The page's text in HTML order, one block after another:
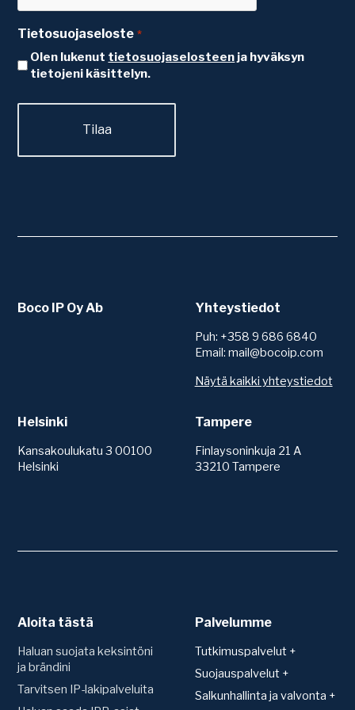
Tietosuojaseloste *
Olen lukenut tietosuojaselosteen ja hyväksyn
tietojeni käsittelyn.
Boco IP Oy Ab Yhteystiedot
Puh: +358 9 686 6840
Email: mail@bocoip.com
Näytä kaikki yhteystiedot
Helsinki
Kansakoulukatu 3 00100
Helsinki
Tampere
Finlaysoninkuja 21 A
33210 Tampere
Aloita tästä
Haluan suojata keksintöni
ja brändini
Tarvitsen IP-lakipalveluita
Palvelumme
Tutkimuspalvelut +
Patentit
Teknologiakartoitus
Suojauspalvelut +
Suojan hakeminen ja
Salkunhallinta ja valvonta +